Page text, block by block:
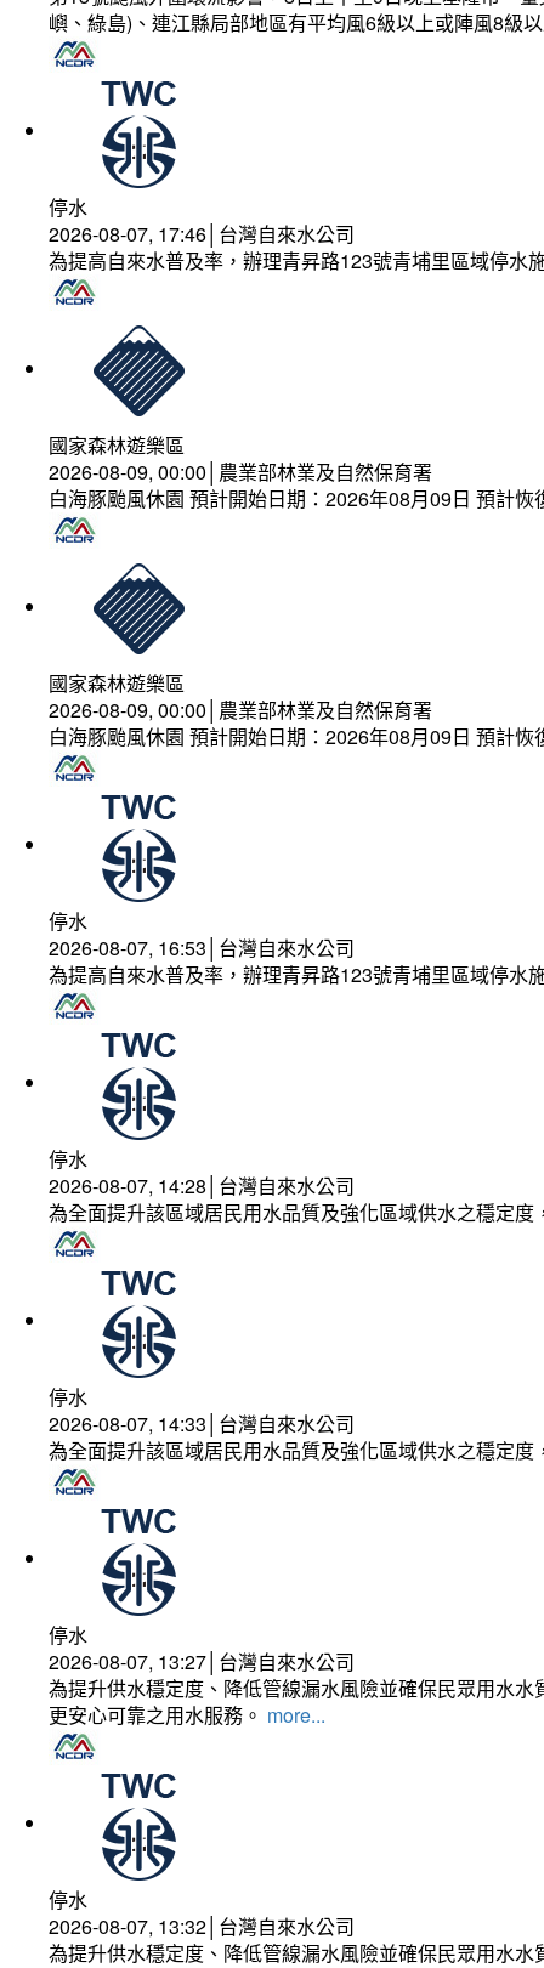
嶼、綠島)、連江縣局部地區有平均風6級以上或陣風8級
停水
2026-08-07, 17:46│台灣自來水公司
為提高自來水普及率，辦理青昇路123號青埔里區域停水
國家森林遊樂區
2026-08-09, 00:00│農業部林業及自然保育署
白海豚颱風休園 預計開始日期：2026年08月09日 預計
國家森林遊樂區
2026-08-09, 00:00│農業部林業及自然保育署
白海豚颱風休園 預計開始日期：2026年08月09日 預計
停水
2026-08-07, 16:53│台灣自來水公司
為提高自來水普及率，辦理青昇路123號青埔里區域停水
停水
2026-08-07, 14:28│台灣自來水公司
為全面提升該區域居民用水品質及強化區域供水之穩定
停水
2026-08-07, 14:33│台灣自來水公司
為全面提升該區域居民用水品質及強化區域供水之穩定
停水
2026-08-07, 13:27│台灣自來水公司
為提升供水穩定度、降低管線漏水風險並確保民眾用水
更安心可靠之用水服務。 more...
停水
2026-08-07, 13:32│台灣自來水公司
為提升供水穩定度、降低管線漏水風險並確保民眾用水